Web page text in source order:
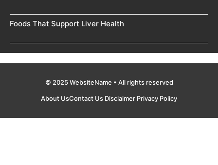
Foods That Support Liver Health
© 2025 WebsiteName • All rights reserved
About UsContact Us Disclaimer Privacy Policy